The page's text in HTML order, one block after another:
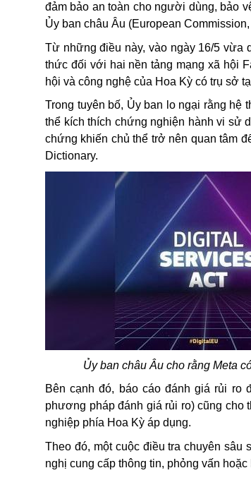
đảm bảo an toàn cho người dùng, bảo
Ủy ban châu Âu (European
Từ những điều này, vào ngày 16/5 vừa
thức đối với hai nền tảng mạng xã hội
hội và công nghệ của Hoa Kỳ có trụ sở
Trong tuyên bố, Ủy ban lo ngại rằng hệ
thể kích thích chứng nghiện hành vi sử
chứng khiến chủ thể trở nên quan tâm
Dictionary.
Ủy ban châu Âu cho rằng Meta
Bên cạnh đó, báo cáo đánh giá rủi ro
phương pháp đánh giá rủi ro) cũng cho
nghiệp phía Hoa Kỳ áp dụng.
Theo đó, một cuộc điều tra chuyên
nghị cung cấp thông tin, phỏng vấn